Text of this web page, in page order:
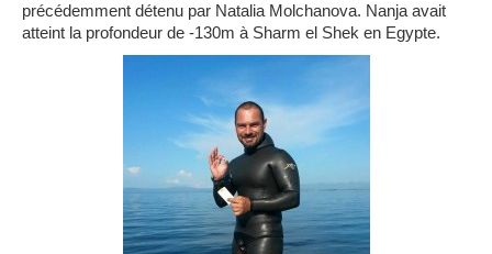
précédemment détenu par Natalia Molchanova. Nanja avait
atteint la profondeur de -130m à Sharm el Shek en Egypte.